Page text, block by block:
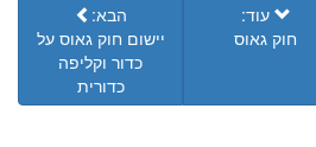
עוד:
חוק גאוס
הבא:
יישום חוק גאוס על
כדור וקליפה
כדורית